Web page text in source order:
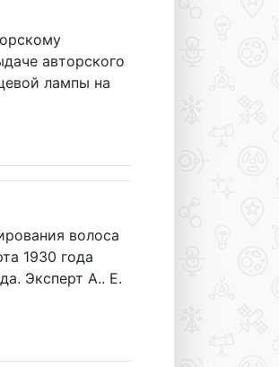
авторского
лампы на
волоса
1930 года
Эксперт А.. E.